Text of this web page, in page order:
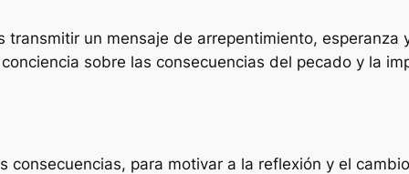
un mensaje de arrepentimiento, esperanza
sobre las consecuencias del pecado y la
consecuencias, para motivar a la reflexión y el